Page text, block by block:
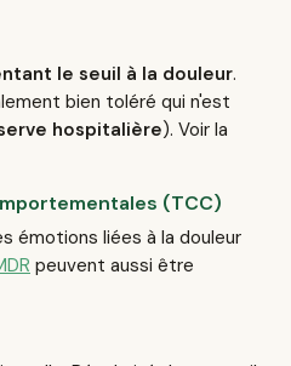
le seuil à la douleur.
bien toléré qui n'est
hospitalière). Voir la
(TCC)
émotions liées à la douleur
peuvent aussi être